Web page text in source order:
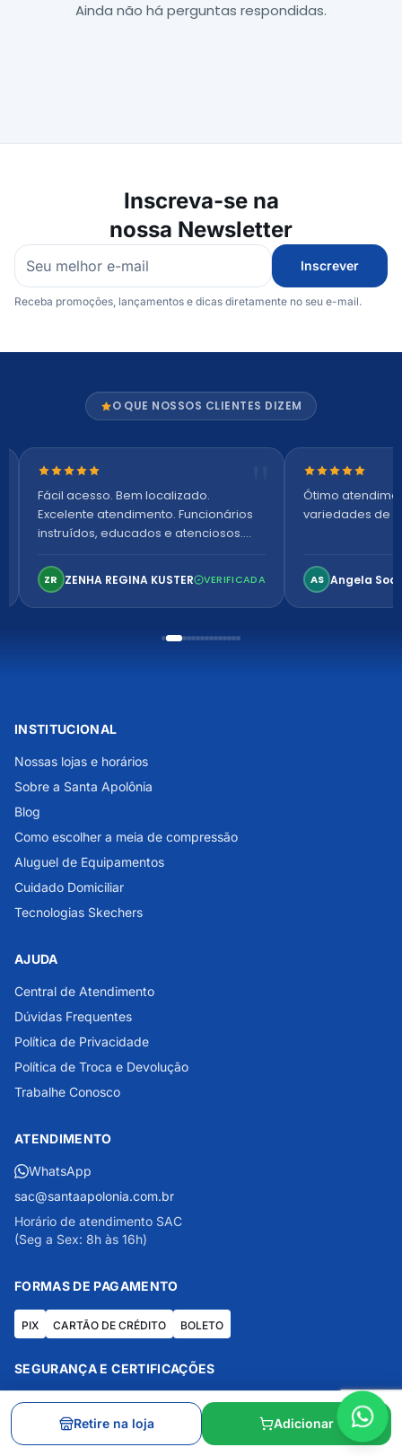
Ainda não há perguntas respondidas.
Inscreva-se na
nossa Newsletter
Inscrever
Receba promoções, lançamentos e dicas diretamente no seu e-mail.
O QUE NOSSOS CLIENTES DIZEM
Nota 5 de 5 estrelas
Fácil acesso. Bem localizado.
Excelente atendimento. Funcionários
instruídos, educados e atenciosos.
confortável. Perfeito!
ZR ZENHA REGINA KUSTER VERIFICADA
Nota 5 de 5
Ótimo
variedades de
AS Angela
INSTITUCIONAL
Nossas lojas e horários
Sobre a Santa Apolônia
Blog
Como escolher a meia de compressão
Aluguel de Equipamentos
Cuidado Domiciliar
Tecnologias Skechers
AJUDA
Central de Atendimento
Dúvidas Frequentes
Política de Privacidade
Política de Troca e Devolução
Trabalhe Conosco
ATENDIMENTO
WhatsApp
sac@santaapolonia.com.br
Horário de atendimento SAC
(Seg a Sex: 8h às 16h)
FORMAS DE PAGAMENTO
PIX CARTÃO DE CRÉDITO BOLETO
SEGURANÇA E CERTIFICAÇÕES
Mais de 160 mil avaliações no Google
Retire na loja Adicionar